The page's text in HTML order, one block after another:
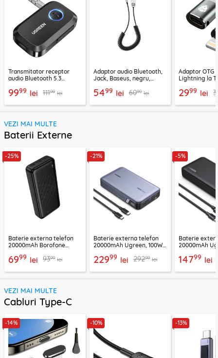
Transmitator receptor
audio Bluetooth 5.3
9999 lei 11199 lei
Adaptor audio Bluetooth,
Jack, Baseus, negru,
5499 lei 6099 lei
Adaptor OTG
Lightning la
2999 lei
VEZI MAI MULTE
Baterii Externe
-25%
Baterie externa telefon
20000mAh Borofone
6999 lei 9399 lei
-21%
Baterie externa telefon
20000mAh Ugreen, 100W,
22999 lei 29299 lei
-5%
Baterie
20000mAh
14799 lei
VEZI MAI MULTE
Cabluri Type-C
-14% -10% -13%